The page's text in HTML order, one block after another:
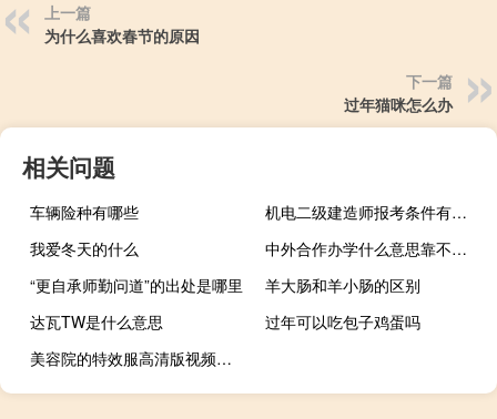
上一篇
为什么喜欢春节的原因
下一篇
过年猫咪怎么办
相关问题
车辆险种有哪些
机电二级建造师报考条件有哪些
我爱冬天的什么
中外合作办学什么意思靠不靠谱
“更自承师勤问道”的出处是哪里
羊大肠和羊小肠的区别
达瓦TW是什么意思
过年可以吃包子鸡蛋吗
美容院的特效服高清版视频（美容院的特殊服务）